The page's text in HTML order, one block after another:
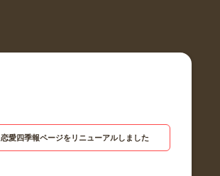
恋愛四季報ページをリニューアルしました